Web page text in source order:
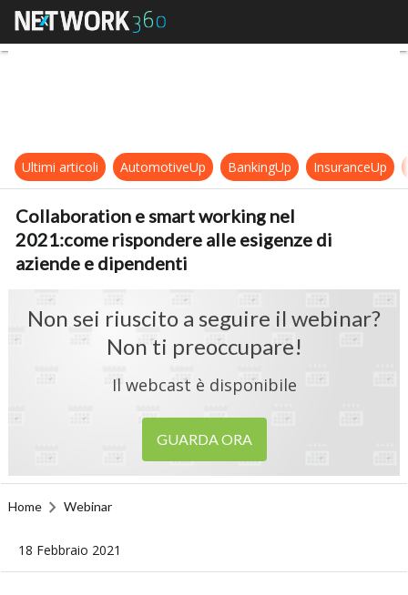
Collaboration e smart working nel
Ultimi articoli AutomotiveUp BankingUp InsuranceUp
Collaboration e smart working nel
2021:come rispondere alle esigenze di
aziende e dipendenti
Non sei riuscito a seguire il webinar?
Non ti preoccupare!
Il webcast è disponibile
GUARDA ORA
Home Webinar
18 Febbraio 2021